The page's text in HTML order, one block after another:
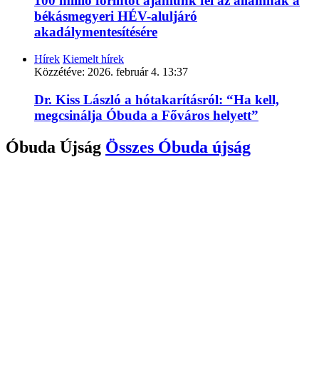
békásmegyeri HÉV-aluljáró
akadálymentesítésére
Hírek Kiemelt hírek
Közzétéve: 2026. február 4. 13:37
Dr. Kiss László a hótakarításról: “Ha kell,
megcsinálja Óbuda a Főváros helyett”
Óbuda Újság Összes Óbuda újság